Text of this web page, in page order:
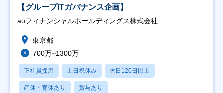
【グループITガバナンス企画】
auフィナンシャルホールディングス株式会社
東京都
700万~1300万
正社員採用 土日祝休み 休日120日以上
産休・育休あり 賞与あり